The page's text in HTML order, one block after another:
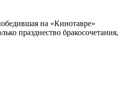
на «Кинотавре»
празднество бракосочетания,